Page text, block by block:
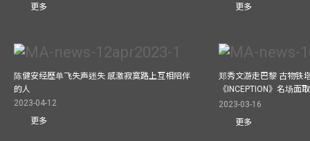
更多
更多
陈健安经歷单飞失声迷失 感激寂寞路上互相陪伴
的人
2023-04-12
更多
郑秀文游走巴黎 古物铁
《INCEPTION》名场面
2023-03-16
更多